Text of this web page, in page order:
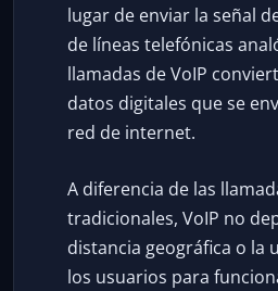
lugar de enviar la señal
de líneas telefónicas
llamadas de VoIP
datos digitales que se
red de internet.
A diferencia de las
tradicionales, VoIP no
distancia geográfica o la
los usuarios para